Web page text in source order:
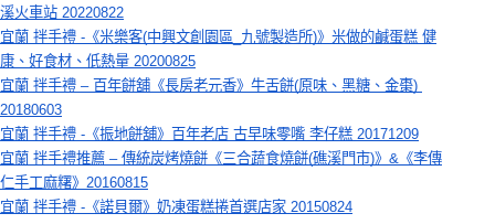
溪火車站 20220822
宜蘭 拌手禮 -《米樂客(中興文創園區_九號製造所)》米做的鹹蛋糕 健
康、好食材、低熱量 20200825
宜蘭 拌手禮 – 百年餅舖《長房老元香》牛舌餅(原味、黑糖、金棗)
20180603
宜蘭 拌手禮 -《振地餅舖》百年老店 古早味零嘴 李仔糕 20171209
宜蘭 拌手禮推薦 – 傳統炭烤燒餅《三合蔬食燒餅(礁溪門市)》&《李傳
仁手工麻糬》20160815
宜蘭 拌手禮 -《諾貝爾》奶凍蛋糕捲首選店家 20150824